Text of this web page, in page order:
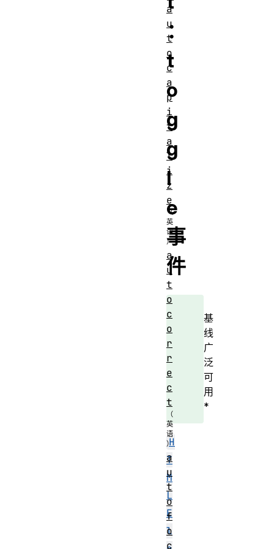
：
t
o
g
g
l
e
事
件
基
线
广
泛
可
用
*
H
T
M
L
E
l
a
u
t
o
c
a
p
i
t
a
l
i
z
e
a
u
t
o
c
o
r
r
e
c
t
a
u
t
o
f
o
c